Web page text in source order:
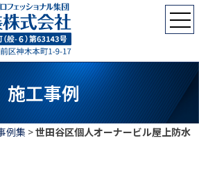
施工事例
例集 >世田谷区個人オーナービル屋上防水